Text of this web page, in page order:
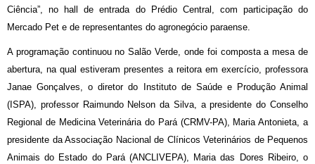
Ciência”, no hall de entrada do Prédio Central, com participação do
Mercado Pet e de representantes do agronegócio paraense.
A programação continuou no Salão Verde, onde foi composta a mesa de
abertura, na qual estiveram presentes a reitora em exercício, professora
Janae Gonçalves, o diretor do Instituto de Saúde e Produção Animal
(ISPA), professor Raimundo Nelson da Silva, a presidente do Conselho
Regional de Medicina Veterinária do Pará (CRMV-PA), Maria Antonieta, a
presidente da Associação Nacional de Clínicos Veterinários de Pequenos
Animais do Estado do Pará (ANCLIVEPA), Maria das Dores Ribeiro, o